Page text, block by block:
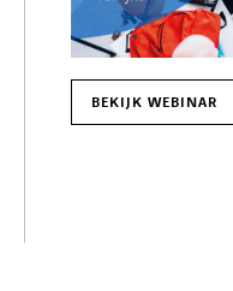
BEKIJK WEBINAR